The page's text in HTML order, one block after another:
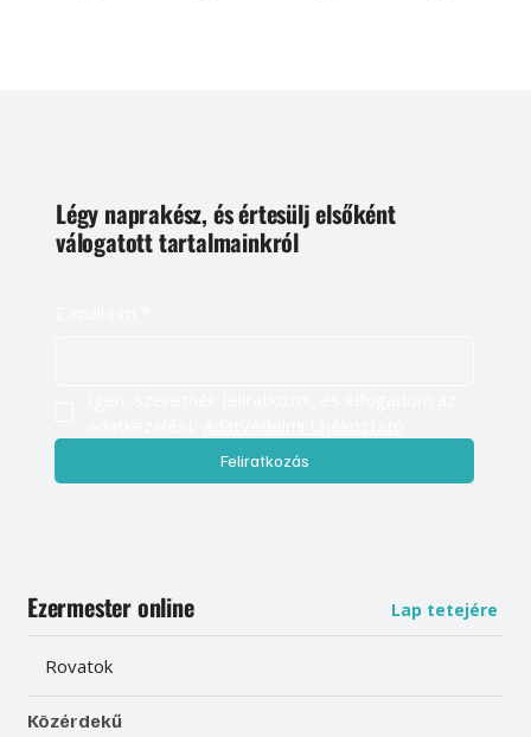
Légy naprakész, és értesülj elsőként
válogatott tartalmainkról
Feliratkozás
Ezermester online Lap tetejére
Rovatok
Közérdekű